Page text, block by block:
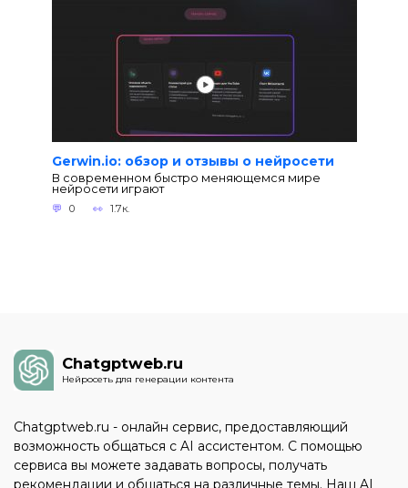
Gerwin.io: обзор и отзывы о нейросети
В современном быстро меняющемся мире
нейросети играют
0 1.7к.
Chatgptweb.ru
Нейросеть для генерации контента
Chatgptweb.ru - онлайн сервис, предоставляющий
возможность общаться с AI ассистентом. С помощью
сервиса вы можете задавать вопросы, получать
рекомендации и общаться на различные темы. Наш AI